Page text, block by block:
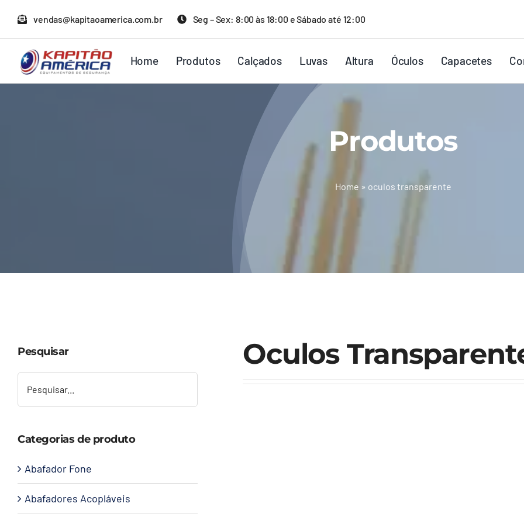
para
conteúdo
vendas@kapitaoamerica.com.br Seg – Sex: 8:00 às 18:00 e Sábado até 12:00
Home Produtos Calçados Luvas Altura Óculos Capacetes
Produtos
Home » oculos transparente
Oculos
Pesquisar
Categorias de produto
Abafador Fone
Abafadores Acopláveis